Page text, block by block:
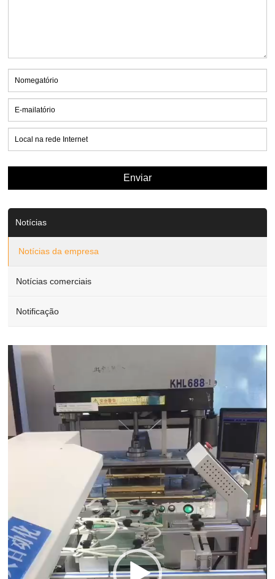
Notícias
Notícias da empresa
Notícias comerciais
Notificação
Video
Player